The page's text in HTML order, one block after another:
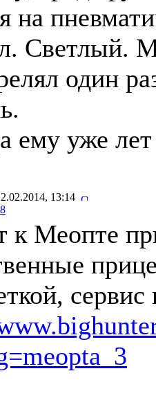
на
Светлый.
один
ему уже
13:14
Меопте